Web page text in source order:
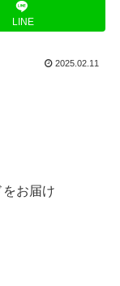
LINE
2025.02.11
お届け